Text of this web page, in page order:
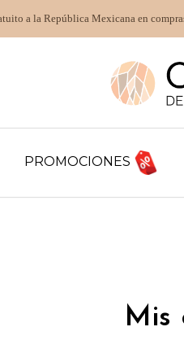
a la República Mexicana en
PROMOCIONES
Mis